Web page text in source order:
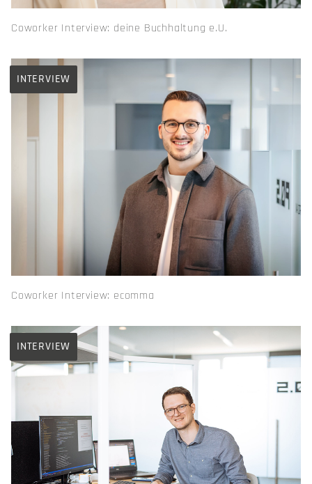
Coworker Interview: deine Buchhaltung e.U.
INTERVIEW
Coworker Interview: ecomma
INTERVIEW